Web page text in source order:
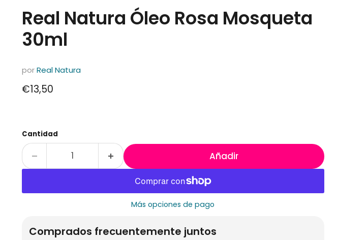
Real Natura Óleo Rosa Mosqueta
30ml
porReal Natura
Precio actual
€13,50
Cantidad
Añadir
Más opciones de pago
Comprados frecuentemente juntos